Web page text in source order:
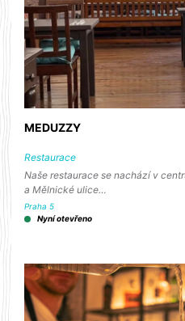
MEDUZZY
Restaurace
Naše restaurace se nachází v
a Mělnické ulice…
Praha 5
Nyní otevřeno